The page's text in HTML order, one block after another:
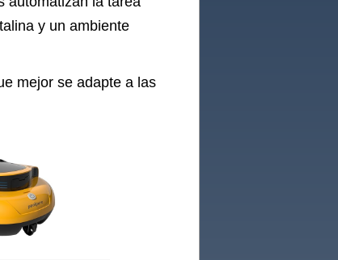
y un ambiente
mejor se adapte a las